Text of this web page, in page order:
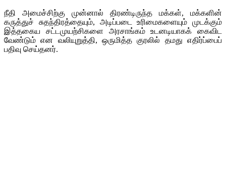
நீதி அமைச்சிற்கு முன்னால் திரண்டிருந்த மக்கள், மக்களின்
கருத்துச் சுதந்திரத்தையும், அடிப்படை உரிமைகளையும் முடக்கும்
இத்தகைய சட்டமுயற்சிகளை அரசாங்கம் உடனடியாகக் கைவிட
வேண்டும் என வலியுறுத்தி, ஒருமித்த குரலில் தமது எதிர்ப்பைப்
பதிவு செய்தனர்.